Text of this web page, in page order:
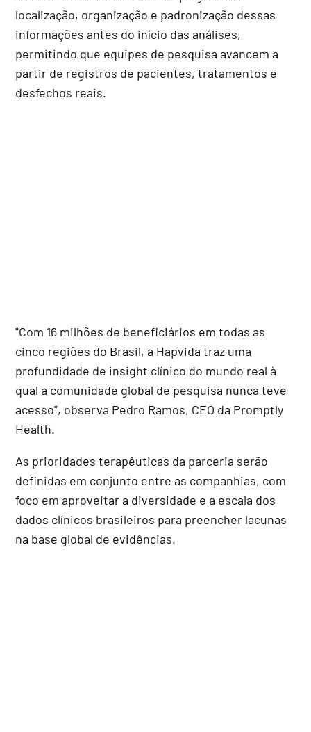
localização, organização e padronização dessas
informações antes do início das análises,
permitindo que equipes de pesquisa avancem a
partir de registros de pacientes, tratamentos e
desfechos reais.
"Com 16 milhões de beneficiários em todas as
cinco regiões do Brasil, a Hapvida traz uma
profundidade de insight clínico do mundo real à
qual a comunidade global de pesquisa nunca teve
acesso", observa Pedro Ramos, CEO da Promptly
Health.
As prioridades terapêuticas da parceria serão
definidas em conjunto entre as companhias, com
foco em aproveitar a diversidade e a escala dos
dados clínicos brasileiros para preencher lacunas
na base global de evidências.